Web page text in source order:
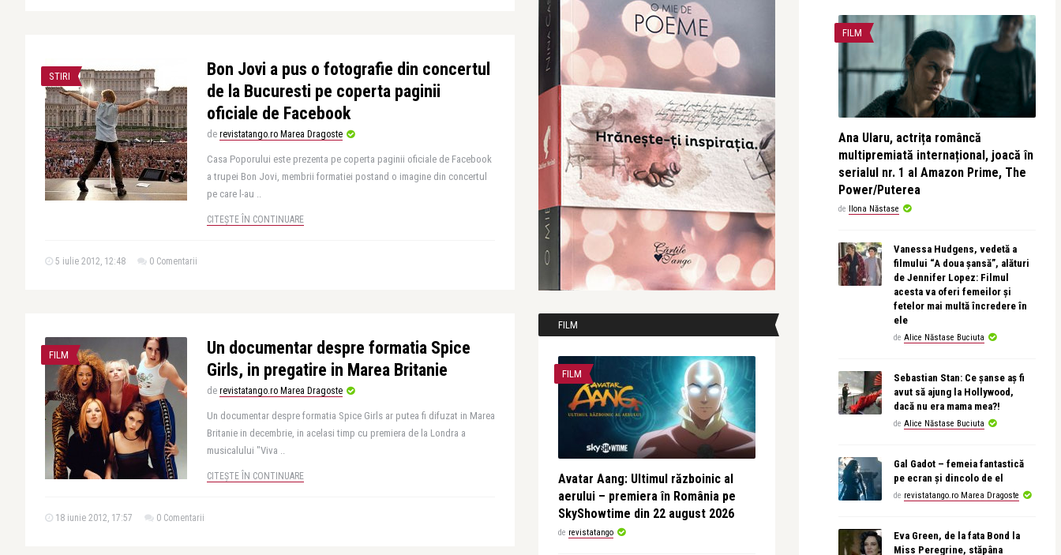
STIRI
Bon Jovi a pus o fotografie din concertul
de la Bucuresti pe coperta paginii
oficiale de Facebook
de revistatango.ro Marea Dragoste
Casa Poporului este prezenta pe coperta paginii oficiale de Facebook
a trupei Bon Jovi, membrii formatiei postand o imagine din concertul
pe care l-au ..
CITEȘTE ÎN CONTINUARE
5 iulie 2012, 12:48 0 Comentarii
FILM
Un documentar despre formatia Spice
Girls, in pregatire in Marea Britanie
de revistatango.ro Marea Dragoste
Un documentar despre formatia Spice Girls ar putea fi difuzat in Marea
Britanie in decembrie, in acelasi timp cu premiera de la Londra a
musicalului "Viva ..
CITEȘTE ÎN CONTINUARE
18 iunie 2012, 17:57 0 Comentarii
FILM
FILM
Avatar Aang: Ultimul războinic al
aerului – premiera în România pe
SkyShowtime din 22 august 2026
de revistatango
FILM
Ana Ularu, actrița româncă
multipremiată internațional, joacă în
serialul nr. 1 al Amazon Prime, The
Power/Puterea
de Ilona Năstase
Vanessa Hudgens, vedetă a
filmului “A doua șansă”, alături
de Jennifer Lopez: Filmul
acesta va oferi femeilor și
fetelor mai multă încredere în
ele
de Alice Năstase Buciuta
Sebastian Stan: Ce șanse aș fi
avut să ajung la Hollywood,
dacă nu era mama mea?!
de Alice Năstase Buciuta
Gal Gadot – femeia fantastică
pe ecran și dincolo de el
de revistatango.ro Marea Dragoste
Eva Green, de la fata Bond la
Miss Peregrine, stăpâna